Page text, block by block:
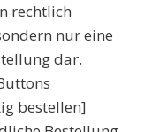
rechtlich
nur eine
dar.
bestellen]